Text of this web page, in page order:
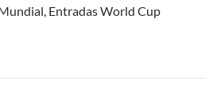
Entradas World Cup